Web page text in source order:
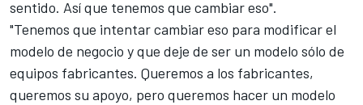
sentido. Así que tenemos que cambiar eso".
"Tenemos que intentar cambiar eso para modificar el
modelo de negocio y que deje de ser un modelo sólo de
equipos fabricantes. Queremos a los fabricantes,
queremos su apoyo, pero queremos hacer un modelo